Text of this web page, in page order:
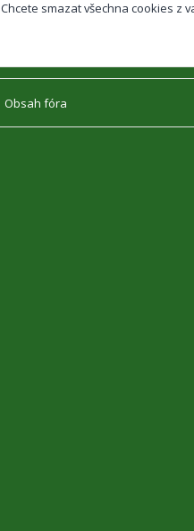
Chcete smazat všechna cookies z
Obsah fóra